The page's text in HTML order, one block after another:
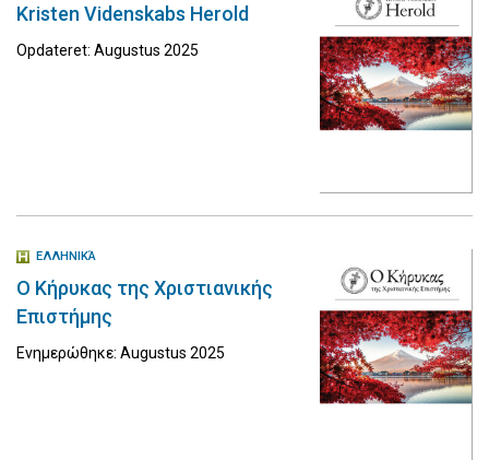
Kristen Videnskabs Herold
Opdateret: Augustus 2025
ΕΛΛΗΝΙΚΆ
Ο Κήρυκας της Χριστιανικής
Επιστήμης
Ενημερώθηκε: Augustus 2025